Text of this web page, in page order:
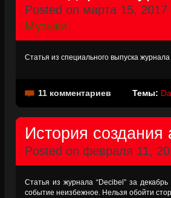
Posted on марта 15, 2017
Музыки
Статья из специального выпуска
11 комментариев Темы:
История
Posted on февраля 11,
Статья из журнала “Decibel” за
событие неизбежное. Нельзя обойти